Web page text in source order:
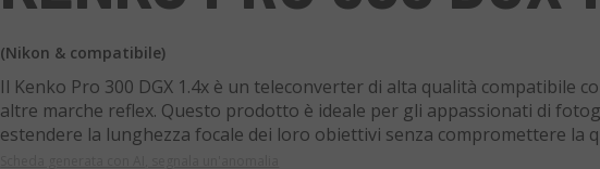
(Nikon & compatibile)
Il Kenko Pro 300 DGX 1.4x è un teleconverter di alta qualità compatibile
altre marche reflex. Questo prodotto è ideale per gli appassionati di
estendere la lunghezza focale dei loro obiettivi senza compromettere la